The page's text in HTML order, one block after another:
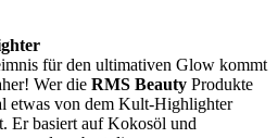
für den ultimativen Glow kommt
Wer die RMS Beauty Produkte
etwas von dem Kult-Highlighter
Er basiert auf Kokosöl und